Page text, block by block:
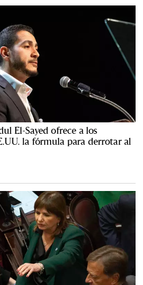
El-Sayed ofrece a los
la fórmula para derrotar al